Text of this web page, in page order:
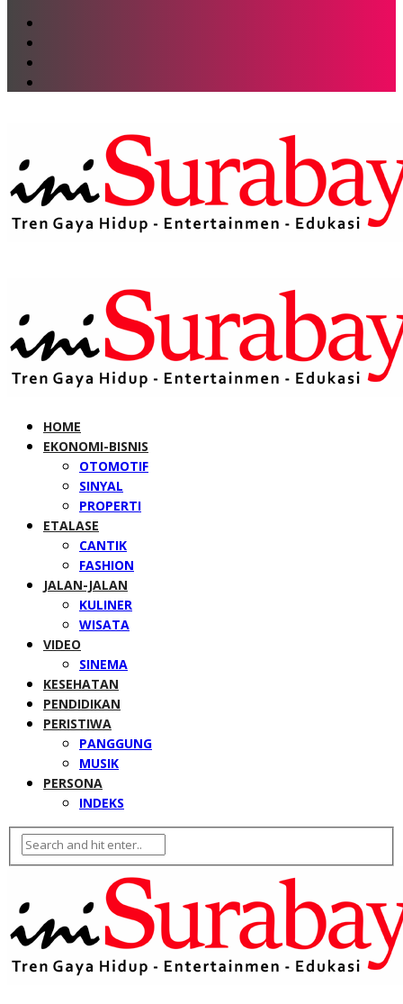
HOME
EKONOMI-BISNIS
OTOMOTIF
SINYAL
PROPERTI
ETALASE
CANTIK
FASHION
JALAN-JALAN
KULINER
WISATA
VIDEO
SINEMA
KESEHATAN
PENDIDIKAN
PERISTIWA
PANGGUNG
MUSIK
PERSONA
INDEKS